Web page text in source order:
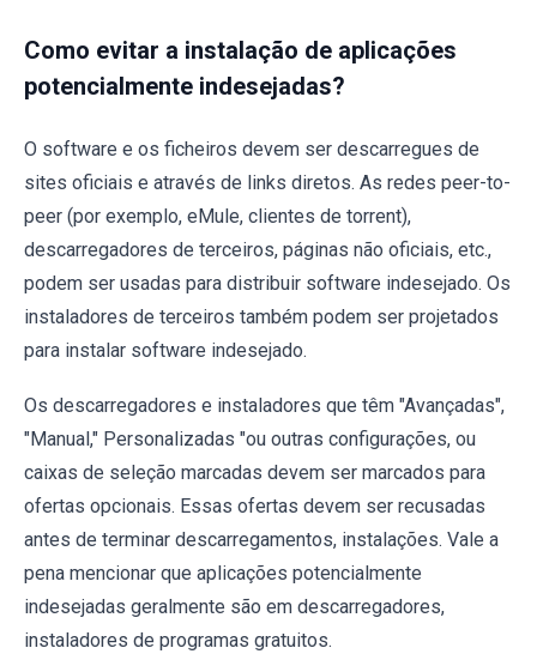
Como evitar a instalação de aplicações
potencialmente indesejadas?
O software e os ficheiros devem ser descarregues de
sites oficiais e através de links diretos. As redes peer-to-
peer (por exemplo, eMule, clientes de torrent),
descarregadores de terceiros, páginas não oficiais, etc.,
podem ser usadas para distribuir software indesejado. Os
instaladores de terceiros também podem ser projetados
para instalar software indesejado.
Os descarregadores e instaladores que têm "Avançadas",
"Manual," Personalizadas "ou outras configurações, ou
caixas de seleção marcadas devem ser marcados para
ofertas opcionais. Essas ofertas devem ser recusadas
antes de terminar descarregamentos, instalações. Vale a
pena mencionar que aplicações potencialmente
indesejadas geralmente são em descarregadores,
instaladores de programas gratuitos.